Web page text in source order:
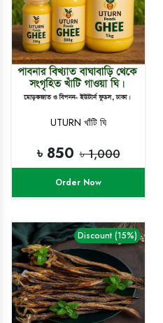
UTURN খাঁটি ঘি
৳ 850 ৳ 1,000
Order Now
Discount (15%)